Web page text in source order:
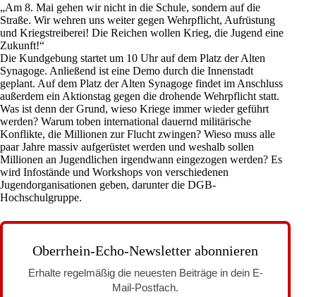
„Am 8. Mai gehen wir nicht in die Schule, sondern auf die
Straße. Wir wehren uns weiter gegen Wehrpflicht, Aufrüstung
und Kriegstreiberei! Die Reichen wollen Krieg, die Jugend eine
Zukunft!“
Die Kundgebung startet um 10 Uhr auf dem Platz der Alten
Synagoge. Anließend ist eine Demo durch die Innenstadt
geplant. Auf dem Platz der Alten Synagoge findet im Anschluss
außerdem ein Aktionstag gegen die drohende Wehrpflicht statt.
Was ist denn der Grund, wieso Kriege immer wieder geführt
werden? Warum toben international dauernd militärische
Konflikte, die Millionen zur Flucht zwingen? Wieso muss alle
paar Jahre massiv aufgerüstet werden und weshalb sollen
Millionen an Jugendlichen irgendwann eingezogen werden? Es
wird Infostände und Workshops von verschiedenen
Jugendorganisationen geben, darunter die DGB-
Hochschulgruppe.
Oberrhein-Echo-Newsletter abonnieren
Erhalte regelmäßig die neuesten Beiträge in dein E-
Mail-Postfach.